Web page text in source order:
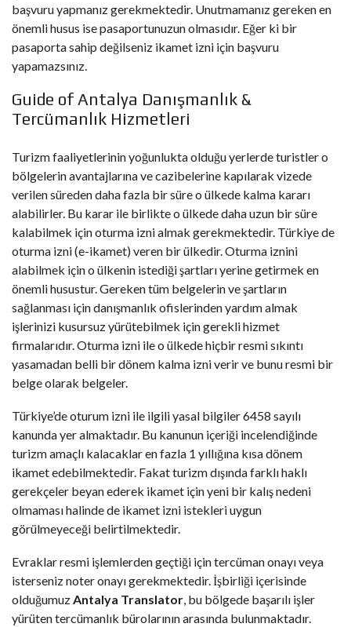
başvuru yapmanız gerekmektedir. Unutmamanız gereken en
önemli husus ise pasaportunuzun olmasıdır. Eğer ki bir
pasaporta sahip değilseniz ikamet izni için başvuru
yapamazsınız.
Guide of Antalya Danışmanlık &
Tercümanlık Hizmetleri
Turizm faaliyetlerinin yoğunlukta olduğu yerlerde turistler o
bölgelerin avantajlarına ve cazibelerine kapılarak vizede
verilen süreden daha fazla bir süre o ülkede kalma kararı
alabilirler. Bu karar ile birlikte o ülkede daha uzun bir süre
kalabilmek için oturma izni almak gerekmektedir. Türkiye de
oturma izni (e-ikamet) veren bir ülkedir. Oturma iznini
alabilmek için o ülkenin istediği şartları yerine getirmek en
önemli husustur. Gereken tüm belgelerin ve şartların
sağlanması için danışmanlık ofislerinden yardım almak
işlerinizi kusursuz yürütebilmek için gerekli hizmet
firmalarıdır. Oturma izni ile o ülkede hiçbir resmi sıkıntı
yasamadan belli bir dönem kalma izni verir ve bunu resmi bir
belge olarak belgeler.
Türkiye’de oturum izni ile ilgili yasal bilgiler 6458 sayılı
kanunda yer almaktadır. Bu kanunun içeriği incelendiğinde
turizm amaçlı kalacaklar en fazla 1 yıllığına kısa dönem
ikamet edebilmektedir. Fakat turizm dışında farklı haklı
gerekçeler beyan ederek ikamet için yeni bir kalış nedeni
olmaması halinde de ikamet izni istekleri uygun
görülmeyeceği belirtilmektedir.
Evraklar resmi işlemlerden geçtiği için tercüman onayı veya
isterseniz noter onayı gerekmektedir. İşbirliği içerisinde
olduğumuz Antalya Translator , bu bölgede başarılı işler
yürüten tercümanlık bürolarının arasında bulunmaktadır.